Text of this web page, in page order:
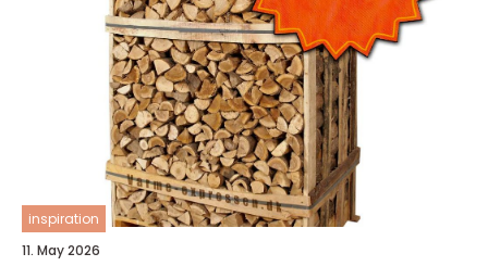
inspiration
11. May 2026